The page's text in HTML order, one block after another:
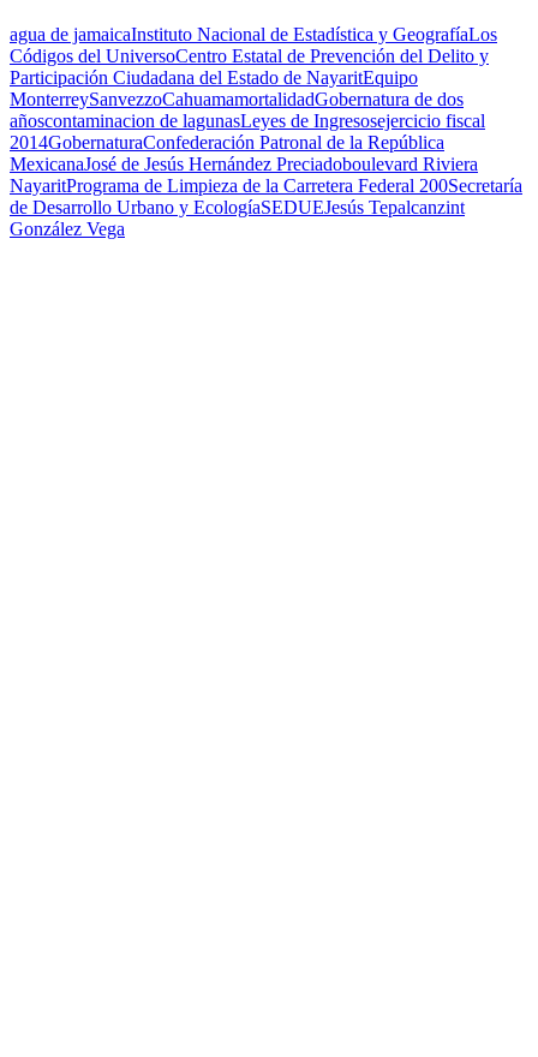
agua de jamaicaInstituto Nacional de Estadística y GeografíaLos
Códigos del UniversoCentro Estatal de Prevención del Delito y
Participación Ciudadana del Estado de NayaritEquipo
MonterreySanvezzoCahuamamortalidadGobernatura de dos
añoscontaminacion de lagunasLeyes de Ingresosejercicio fiscal
2014GobernaturaConfederación Patronal de la República
MexicanaJosé de Jesús Hernández Preciadoboulevard Riviera
NayaritPrograma de Limpieza de la Carretera Federal 200Secretaría
de Desarrollo Urbano y EcologíaSEDUEJesús Tepalcanzint
González Vega